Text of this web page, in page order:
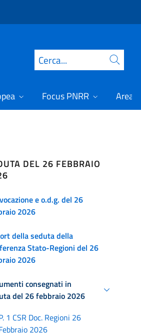
Cerca
Focus PNRR Area
DEL 26 FEBBRAIO
e o.d.g. del 26
2026
della seduta della
Stato-Regioni del 26
2026
consegnati in
del 26 febbraio 2026
1 CSR Doc. Regioni 26
2026